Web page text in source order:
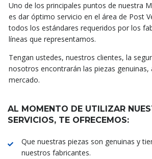
Uno de los principales puntos de nuestra
es dar óptimo servicio en el área de Post
todos los estándares requeridos por los
líneas que representamos.
Tengan ustedes, nuestros clientes, la
nosotros encontrarán las piezas
mercado.
AL MOMENTO DE UTILIZAR
SERVICIOS, TE OFRECEMOS:
Que nuestras piezas son genuinas y
nuestros fabricantes.